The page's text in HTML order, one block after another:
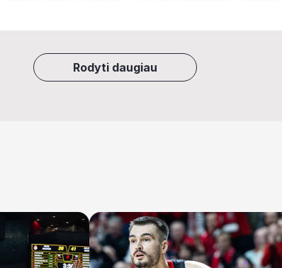
Rodyti daugiau